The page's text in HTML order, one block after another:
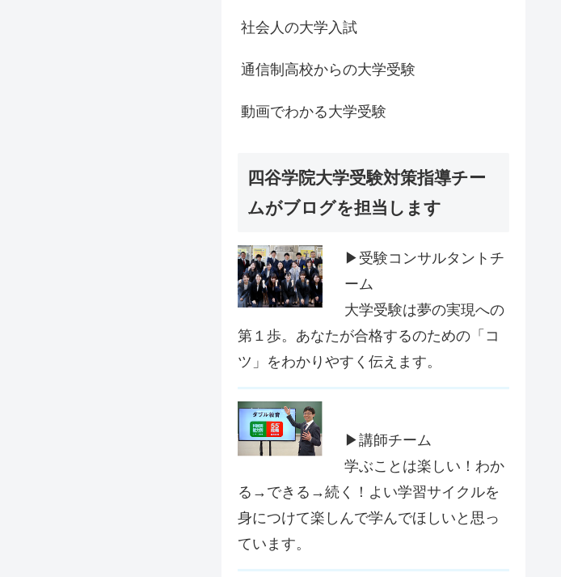
社会人の大学入試
通信制高校からの大学受験
動画でわかる大学受験
四谷学院大学受験対策指導チー
ムがブログを担当します
▶受験コンサルタントチ
ーム
大学受験は夢の実現への
第１歩。あなたが合格するのための「コ
ツ」をわかりやすく伝えます。
▶講師チーム
学ぶことは楽しい！わか
る→できる→続く！よい学習サイクルを
身につけて楽しんで学んでほしいと思っ
ています。